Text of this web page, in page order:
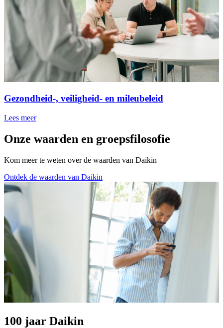
Gezondheid-, veiligheid- en mileubeleid
Lees meer
Onze waarden en groepsfilosofie
Kom meer te weten over de waarden van Daikin
Ontdek de waarden van Daikin
100 jaar Daikin